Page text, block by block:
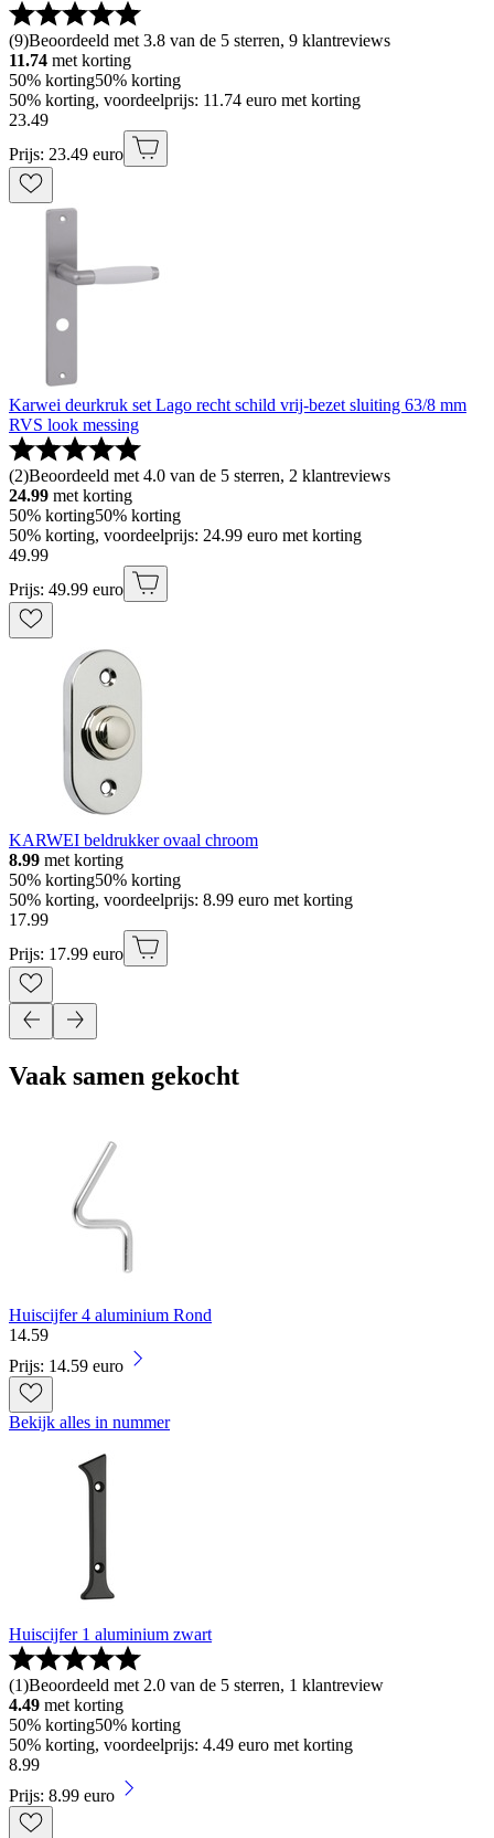
(9)Beoordeeld met 3.8 van de 5 sterren, 9 klantreviews
11.74 met korting
50% korting50% korting
50% korting, voordeelprijs: 11.74 euro met korting
23.49
Prijs: 23.49 euro
Karwei deurkruk set Lago recht schild vrij-bezet sluiting 63/8 mm
RVS look messing
(2)Beoordeeld met 4.0 van de 5 sterren, 2 klantreviews
24.99 met korting
50% korting50% korting
50% korting, voordeelprijs: 24.99 euro met korting
49.99
Prijs: 49.99 euro
KARWEI beldrukker ovaal chroom
8.99 met korting
50% korting50% korting
50% korting, voordeelprijs: 8.99 euro met korting
17.99
Prijs: 17.99 euro
Vaak samen gekocht
Huiscijfer 4 aluminium Rond
14.59
Prijs: 14.59 euro
Bekijk alles in nummer
Huiscijfer 1 aluminium zwart
(1)Beoordeeld met 2.0 van de 5 sterren, 1 klantreview
4.49 met korting
50% korting50% korting
50% korting, voordeelprijs: 4.49 euro met korting
8.99
Prijs: 8.99 euro